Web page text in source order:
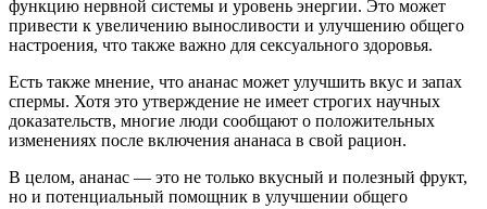
функцию нервной системы и уровень энергии. Это может
привести к увеличению выносливости и улучшению общего
настроения, что также важно для сексуального здоровья.
Есть также мнение, что ананас может улучшить вкус и запах
спермы. Хотя это утверждение не имеет строгих научных
доказательств, многие люди сообщают о положительных
изменениях после включения ананаса в свой рацион.
В целом, ананас — это не только вкусный и полезный фрукт,
но и потенциальный помощник в улучшении общего